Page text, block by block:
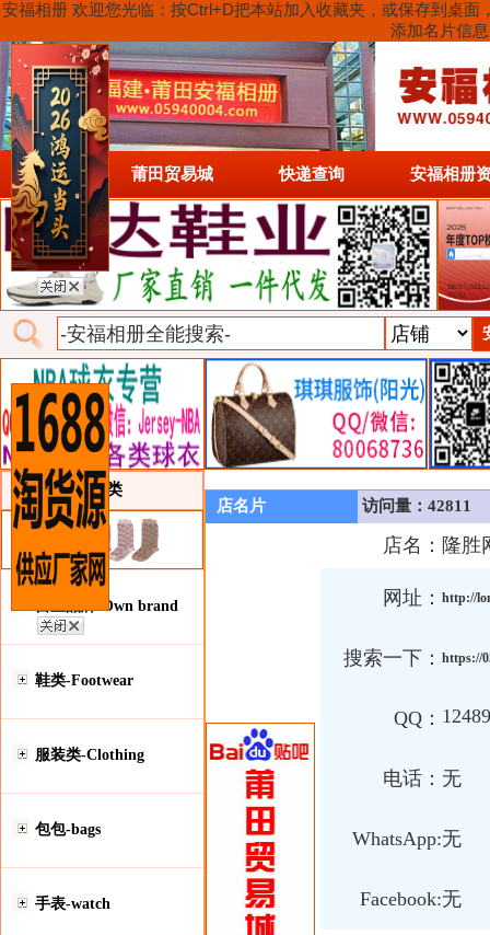
安福相册 欢迎您光临：按Ctrl+D把本站加入收藏夹，或保存到桌
添加名片信
首页 莆田贸易城 快递查询 安福相册
类目详细分类
自主品牌-Own brand
鞋类-Footwear
服装类-Clothing
包包-bags
手表-watch
店名片 访问量：42811
店名： 隆胜
网址： http://
搜索一下： https://
QQ：
电话： 无
WhatsApp:无
Facebook:无